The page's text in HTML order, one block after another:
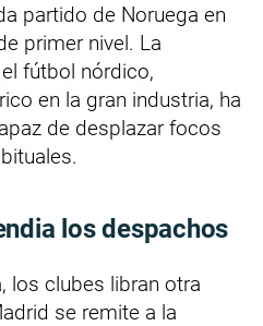
partido de Noruega en
primer nivel. La
fútbol nórdico,
en la gran industria, ha
de desplazar focos
los despachos
los clubes libran otra
se remite a la